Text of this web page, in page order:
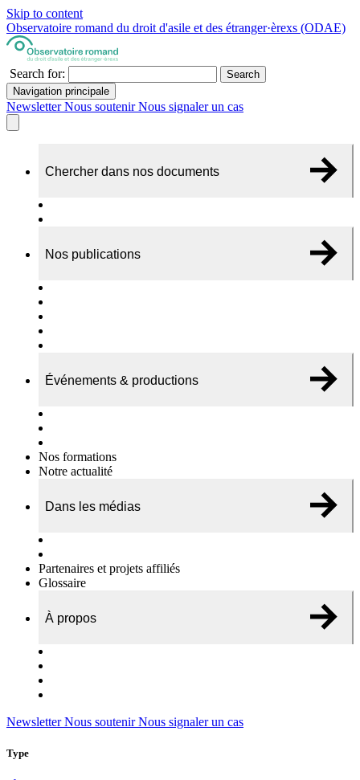
Skip to content
Observatoire romand du droit d'asile et des étranger·èrexs (ODAE)
Search for:
Search
Navigation principale
NewsletterNous soutenirNous signaler un cas
Chercher dans nos documents
Nos publications
Événements & productions
Nos formations
Notre actualité
Dans les médias
Partenaires et projets affiliés
Glossaire
À propos
NewsletterNous soutenirNous signaler un cas
Type